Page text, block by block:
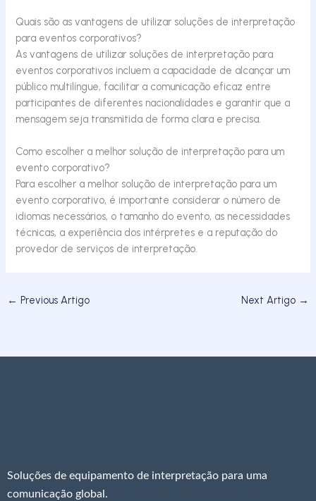
Quais são as vantagens de utilizar soluções de interpretação
para eventos corporativos?
As vantagens de utilizar soluções de interpretação para
eventos corporativos incluem a capacidade de alcançar um
público multilíngue, facilitar a comunicação eficaz entre
participantes de diferentes nacionalidades e garantir que a
mensagem seja transmitida de forma clara e precisa.
Como escolher a melhor solução de interpretação para um
evento corporativo?
Para escolher a melhor solução de interpretação para um
evento corporativo, é importante considerar o número de
idiomas necessários, o tamanho do evento, as necessidades
técnicas, a experiência dos intérpretes e a reputação do
provedor de serviços de interpretação.
← Previous Artigo Next Artigo →
Soluções de equipamento de interpretação para uma
comunicação global.